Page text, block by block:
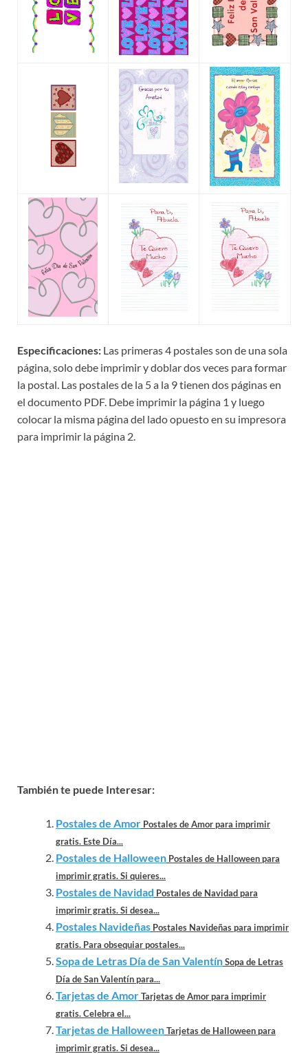
Especificaciones: Las primeras 4 postales son de una sola
página, solo debe imprimir y doblar dos veces para formar
la postal. Las postales de la 5 a la 9 tienen dos páginas en
el documento PDF. Debe imprimir la página 1 y luego
colocar la misma página del lado opuesto en su impresora
para imprimir la página 2.
También te puede Interesar:
Postales de Amor Postales de Amor para imprimir
gratis. Este Día...
Postales de Halloween Postales de Halloween para
imprimir gratis. Si quieres...
Postales de Navidad Postales de Navidad para
imprimir gratis. Si desea...
Postales Navideñas Postales Navideñas para imprimir
gratis. Para obsequiar postales...
Sopa de Letras Día de San ValentínSopa de Letras
Día de San Valentín para...
Tarjetas de AmorTarjetas de Amor para imprimir
gratis. Celebra el...
Tarjetas de HalloweenTarjetas de Halloween para
imprimir gratis. Si desea...